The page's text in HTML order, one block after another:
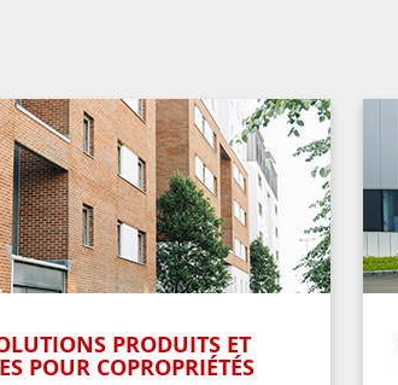
PRODUITS ET
POUR COPROPRIÉTÉS